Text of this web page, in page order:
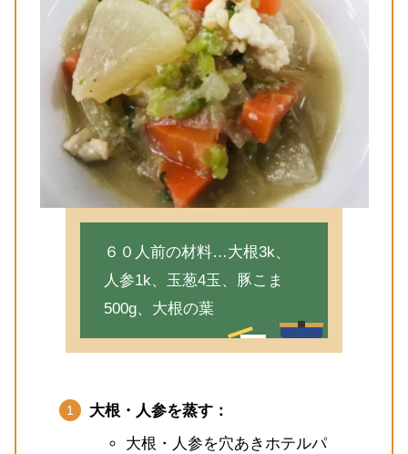
６０人前の材料…大根3k、
人参1k、玉葱4玉、豚こま
500g、大根の葉
大根・人参を蒸す：
大根・人参を穴あきホテルパ